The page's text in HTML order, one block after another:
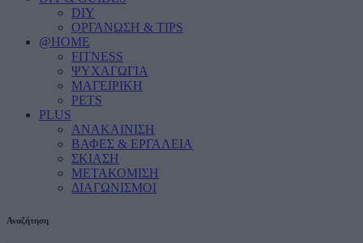
DIY
ΟΡΓΑΝΩΣΗ & TIPS
@HOME
FITNESS
ΨΥΧΑΓΩΓΙΑ
ΜΑΓΕΙΡΙΚΗ
PETS
PLUS
ΑΝΑΚΑΙΝΙΣΗ
ΒΑΦΕΣ & ΕΡΓΑΛΕΙΑ
ΣΚΙΑΣΗ
ΜΕΤΑΚΟΜΙΣΗ
ΔΙΑΓΩΝΙΣΜΟΙ
Αναζήτηση